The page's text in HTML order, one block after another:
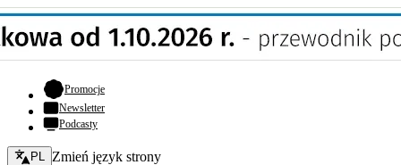
Promocje- otwiera się w nowej karcie
Newsletter
Podcasty
Zmień język - bieżący:
PL Zmień język strony